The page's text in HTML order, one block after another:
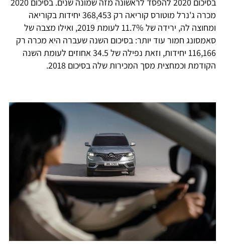
בסיכום 2020 להפסד לראשונה מזה שמונה שנים. בסיכום 2020
מכרה ג'נרל מוטורס קוריאה רק 368,453 יחידות בקוריאה
ומחוצה לה, ירידה של 11.7% לעומת 2019, ואילו מצבה של
סאמסונג חמור עוד יותר: בסיכום השנה שעברה היא מכרה רק
116,166 יחידות, וזאת נפילה של 34.5 אחוזים לעומת השנה
הקודמת וכמחצית מסך המכירות שלה בסיכום 2018.